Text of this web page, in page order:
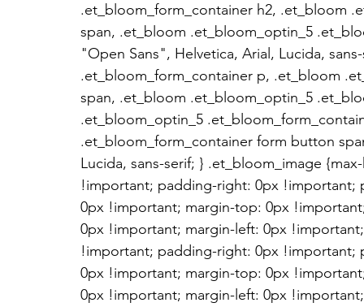
.et_bloom_form_container h2, .et_bloom
span, .et_bloom .et_bloom_optin_5
"Open Sans", Helvetica, Arial, Lucida,
.et_bloom_form_container p, .et_bloom
span, .et_bloom .et_bloom_optin_5
.et_bloom_optin_5
.et_bloom_form_container form button
Lucida, sans-serif; } .et_bloom_image
!important; padding-right: 0px
0px !important; margin-top: 0px
0px !important; margin-left: 0px
!important; padding-right: 0px
0px !important; margin-top: 0px
0px !important; margin-left: 0px